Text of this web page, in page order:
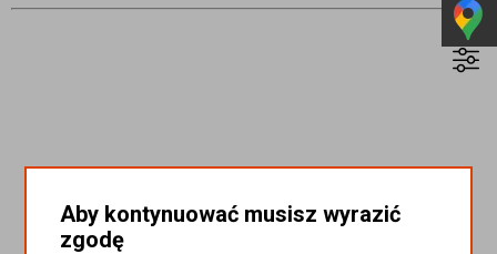
Aby kontynuować musisz wyrazić
zgodę